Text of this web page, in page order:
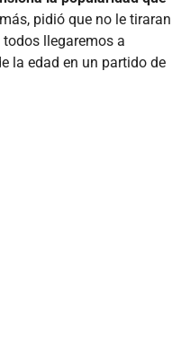
pidió que no le tiraran
todos llegaremos a
la edad en un partido de